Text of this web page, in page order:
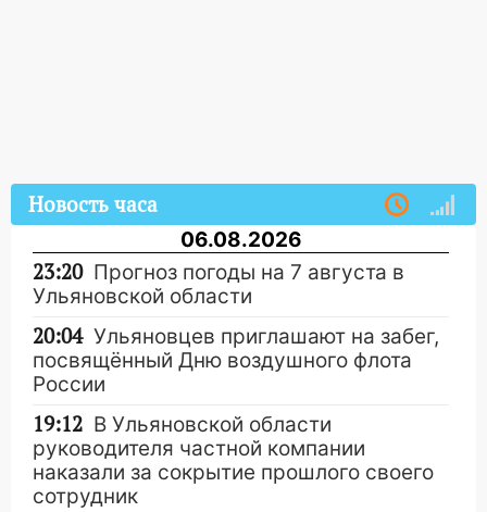
Новость часа
06.08.2026
23:20 Прогноз погоды на 7 августа в
Ульяновской области
20:04 Ульяновцев приглашают на забег,
посвящённый Дню воздушного флота
России
19:12 В Ульяновской области
руководителя частной компании
наказали за сокрытие прошлого своего
сотрудник